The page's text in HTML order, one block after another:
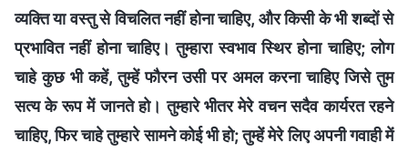
व्यक्ति या वस्तु से विचलित नहीं होना चाहिए, और किसी के भी शब्दों से
प्रभावित नहीं होना चाहिए। तुम्हारा स्वभाव स्थिर होना चाहिए; लोग
चाहे कुछ भी कहें, तुम्हें फौरन उसी पर अमल करना चाहिए जिसे तुम
सत्य के रूप में जानते हो। तुम्हारे भीतर मेरे वचन सदैव कार्यरत रहने
चाहिए, फिर चाहे तुम्हारे सामने कोई भी हो; तुम्हें मेरे लिए अपनी गवाही में